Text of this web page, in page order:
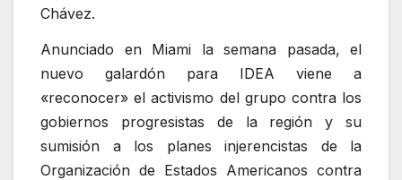
Chávez.
Anunciado en Miami la semana pasada, el
nuevo galardón para IDEA viene a
«reconocer» el activismo del grupo contra los
gobiernos progresistas de la región y su
sumisión a los planes injerencistas de la
Organización de Estados Americanos contra